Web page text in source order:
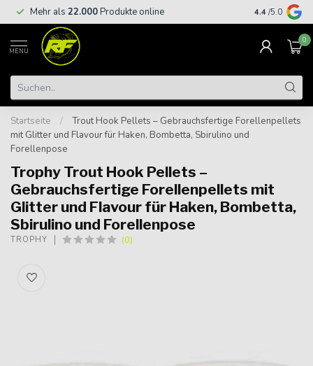
Mehr als 22.000Produkte online Kostenloser
€
4.4 /5.0
MENU
0
Startseite /
Trout Hook Pellets – Gebrauchsfertige Forellenpellets
mit Glitter und Flavour für Haken, Bombetta, Sbirulino und
Forellenpose
Trophy Trout Hook Pellets –
Gebrauchsfertige Forellenpellets mit
Glitter und Flavour für Haken, Bombetta,
Sbirulino und Forellenpose
TROPHY (0)